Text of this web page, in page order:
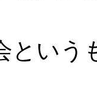
という